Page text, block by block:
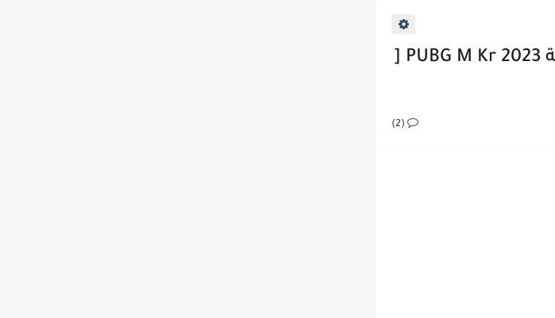
تنزيل ببجي الكورية apk + obb برابط مباشر : نسخة PUBG M Kr 2023 [
(2)